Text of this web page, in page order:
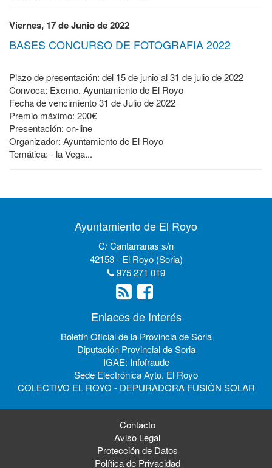
Viernes, 17 de Junio de 2022
BASES CONCURSO DE FOTOGRAFIA 2022
Plazo de presentación: del 15 de junio al 31 de julio de 2022
Convoca: Excmo. Ayuntamiento de El Royo
Fecha de vencimiento 31 de Julio de 2022
Premio máximo: 200€
Presentación: on-line
Organizador: Ayuntamiento de El Royo
Temática: - la Vega...
Ayuntamiento de El Royo
C/ Cantarranas s/n
42153 - El Royo (Soria)
975 271 019
Enlaces de Interés
Boletín Oficial de la Provincia de Soria
Diputación Provincial de Soria
IGAE: Infofraude
Sede Electrónica Ayto. El Royo
COLECTIVO EL ROYO - DEPURADORA FUSIÓN SOLAR
Contacto
Aviso Legal
Protección de Datos
Política de Privacidad